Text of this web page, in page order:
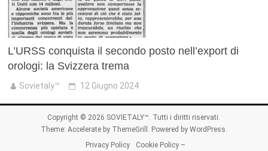
L’URSS conquista il secondo posto nell’export di
orologi: la Svizzera trema
Sovietaly™ 12 Giugno 2024
Copyright © 2026 SOVIETALY™. Tutti i diritti riservati.
Theme: Accelerateby ThemeGrill. Powered by WordPress.
Privacy Policy
Cookie Policy –